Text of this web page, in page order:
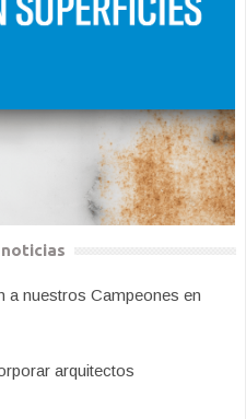
a nuestros Campeones en
arquitectos